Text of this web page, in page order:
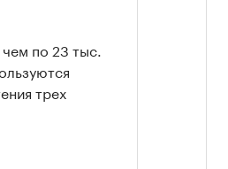
по 23 тыс.
трех